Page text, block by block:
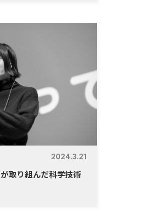
2024.3.21
取り組んだ科学技術